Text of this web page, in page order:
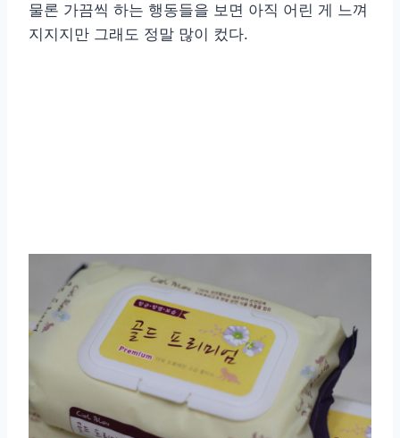
물론 가끔씩 하는 행동들을 보면 아직 어린 게 느껴
지지지만 그래도 정말 많이 컸다.